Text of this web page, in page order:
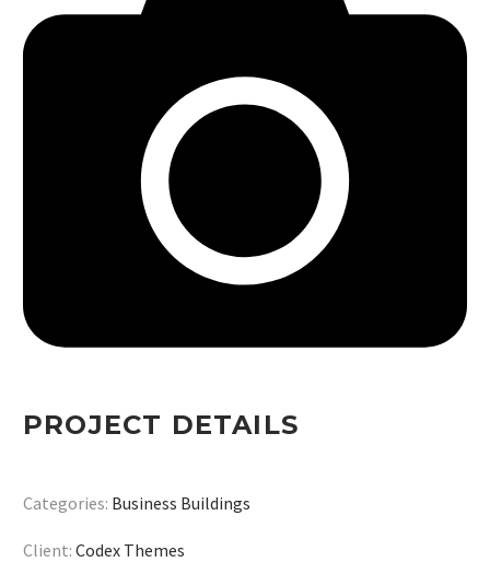
PROJECT DETAILS
Categories: Business Buildings
Client: Codex Themes